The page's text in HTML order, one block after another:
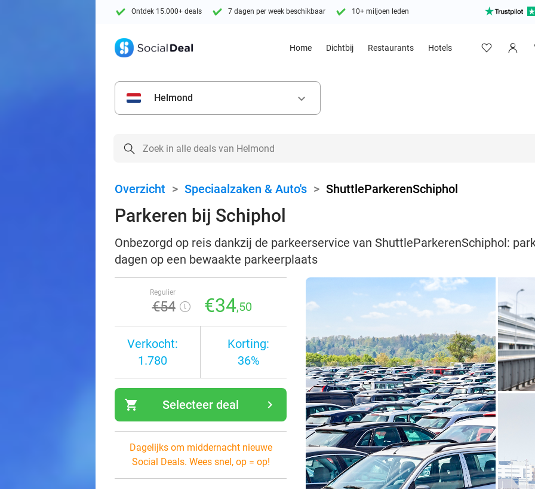
Ontdek 15.000+ deals 7 dagen per week beschikbaar 10+ miljoen leden
Home Dichtbij Restaurants Hotels
Helmond keyboard_arrow_down
Overzicht > Speciaalzaken & Auto's > ShuttleParkerenSchiphol
Parkeren bij Schiphol
Onbezorgd op reis dankzij de parkeerservice van ShuttleParkerenSchiphol:
dagen op een bewaakte parkeerplaats
Regulier
€54 €34,50
Verkocht:
1.780
Korting:
36%
shopping_cart navigate_next
Selecteer deal
Dagelijks om middernacht nieuwe
Social Deals. Wees snel, op = op!